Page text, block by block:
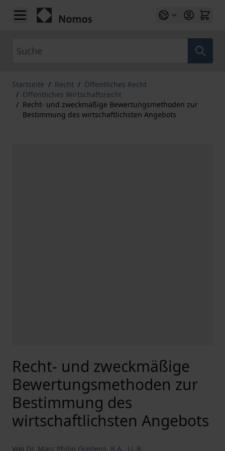
Zum Inhalt springen
Startseite / Recht / Öffentliches Recht
/ Öffentliches Wirtschaftsrecht
/ Recht- und zweckmäßige Bewertungsmethoden zur
Bestimmung des wirtschaftlichsten Angebots
Recht- und zweckmäßige
Bewertungsmethoden zur
Bestimmung des
wirtschaftlichsten Angebots
Von Dr. Marc Philip Greitens, B.A., LL.B.